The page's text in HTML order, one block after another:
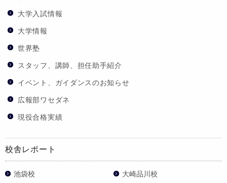
大学入試情報
大学情報
世界塾
スタッフ、講師、担任助手紹介
イベント、ガイダンスのお知らせ
広報部ワセダネ
現役合格実績
校舎レポート
池袋校 大崎品川校